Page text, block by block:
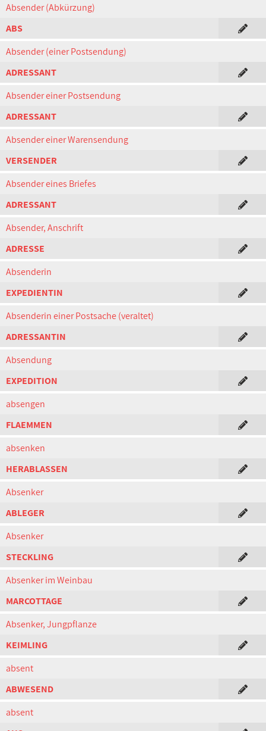
Absender (Abkürzung)
ABS
Absender (einer Postsendung)
ADRESSANT
Absender einer Postsendung
ADRESSANT
Absender einer Warensendung
VERSENDER
Absender eines Briefes
ADRESSANT
Absender, Anschrift
ADRESSE
Absenderin
EXPEDIENTIN
Absenderin einer Postsache (veraltet)
ADRESSANTIN
Absendung
EXPEDITION
absengen
FLAEMMEN
absenken
HERABLASSEN
Absenker
ABLEGER
Absenker
STECKLING
Absenker im Weinbau
MARCOTTAGE
Absenker, Jungpflanze
KEIMLING
absent
ABWESEND
absent